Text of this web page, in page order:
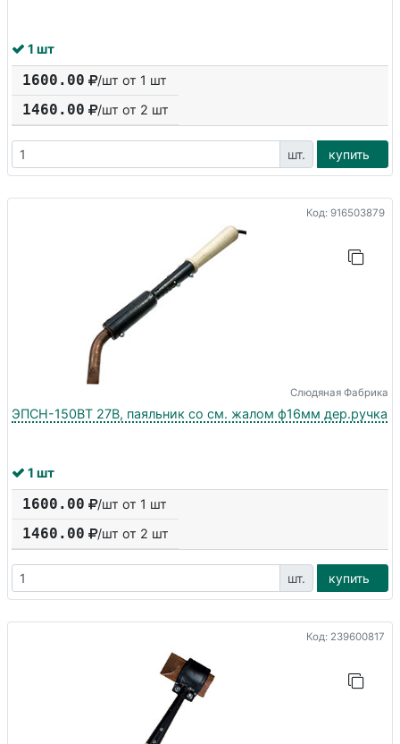
1 шт
1600.00 /шт от 1 шт
1460.00 /шт от 2 шт
шт. купить
Код: 916503879
Слюдяная Фабрика
ЭПСН-150ВТ 27В, паяльник со см. жалом ф16мм дер.ручка
1 шт
1600.00 /шт от 1 шт
1460.00 /шт от 2 шт
шт. купить
Код: 239600817